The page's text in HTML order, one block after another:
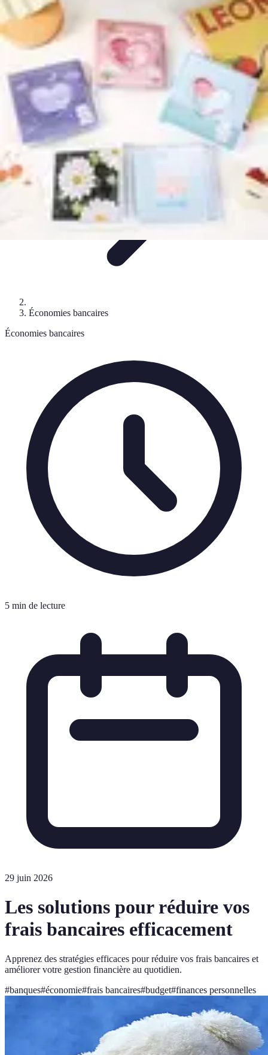
Conseil Banque
Prêts et Crédits
Crédits et EmpruntsFrais et Tarifs
Gestion
Crédits et Financements
Conseil Banque
Économies bancaires
Économies bancaires
5 min de lecture
29 juin 2026
Les solutions pour réduire vos
frais bancaires efficacement
Apprenez des stratégies efficaces pour réduire vos frais bancaires et
améliorer votre gestion financière au quotidien.
#banques#économie#frais bancaires#budget#finances personnelles